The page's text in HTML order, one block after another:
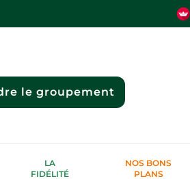
le groupement
LA
FIDÉLITÉ
NOS BONS
PLANS